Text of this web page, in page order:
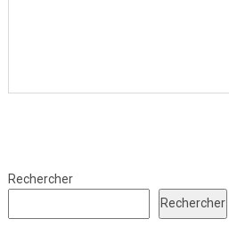
Rechercher
Rechercher